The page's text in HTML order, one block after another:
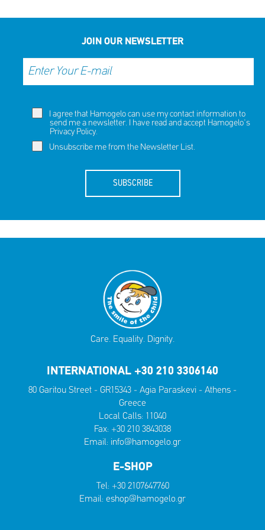
JOIN OUR NEWSLETTER
I agree that Hamogelo can use my contact information to
send me a newsletter. I have read and accept Hamogelo's
Privacy Policy.
Unsubscribe me from the Newsletter List.
SUBSCRIBE
Care. Equality. Dignity.
INTERNATIONAL +30 210 3306140
80 Garitou Street - GR15343 - Agia Paraskevi - Athens -
Greece
Local Calls: 11040
Fax: +30 210 3843038
Email: info@hamogelo.gr
E-SHOP
Tel: +30 2107647760
Email: eshop@hamogelo.gr